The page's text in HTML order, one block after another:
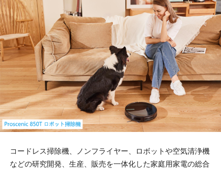
コードレス掃除機、ノンフライヤー、ロボットや空気清浄機
などの研究開発、生産、販売を一体化した家庭用家電の総合